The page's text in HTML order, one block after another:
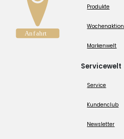
Produkte
Wochenaktion
Markenwelt
Servicewelt
Service
Kundenclub
Newsletter